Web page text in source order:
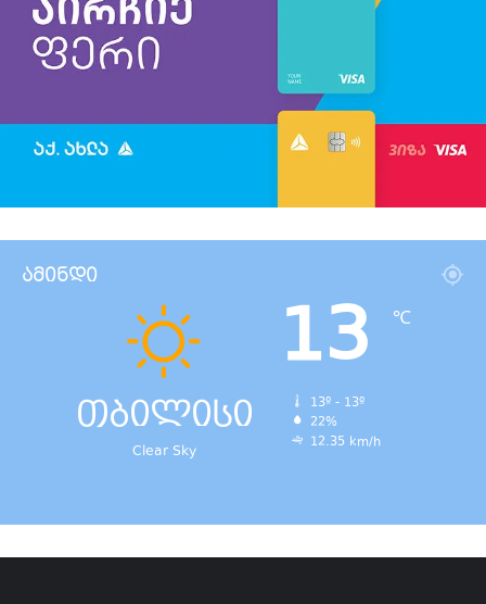
ამინდი
თბილისი
Clear Sky
13 ℃
13º - 13º
22%
12.35 km/h